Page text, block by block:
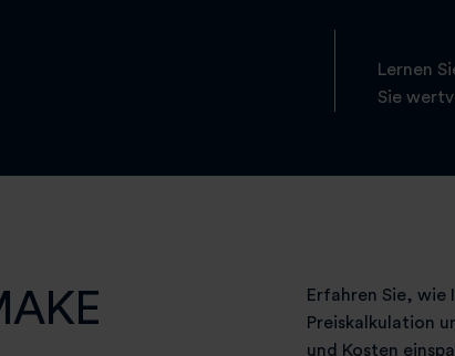
Lernen
Sie
Erfahren Sie,
Preiskalkulation
und Kosten